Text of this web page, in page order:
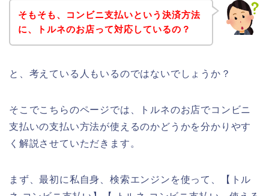
そもそも、コンビニ支払いという決済方法
に、トルネのお店って対応しているの？
と、考えている人もいるのではないでしょうか？
そこでこちらのページでは、トルネのお店でコンビニ
支払いの支払い方法が使えるのかどうかを分かりやす
く解説させていただきます。
まず、最初に私自身、検索エンジンを使って、【トル